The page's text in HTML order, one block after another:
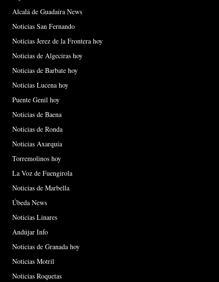
Alcalá de Guadaíra News
Noticias San Fernando
Noticias Jerez de la Frontera hoy
Noticias de Algeciras hoy
Noticias de Barbate hoy
Noticias Lucena hoy
Puente Genil hoy
Noticias de Baena
Noticias de Ronda
Noticias Axarquía
Torremolinos hoy
La Voz de Fuengirola
Noticias de Marbella
Úbeda News
Noticias Linares
Andújar Info
Noticias de Granada hoy
Noticias Motril
Noticias Roquetas